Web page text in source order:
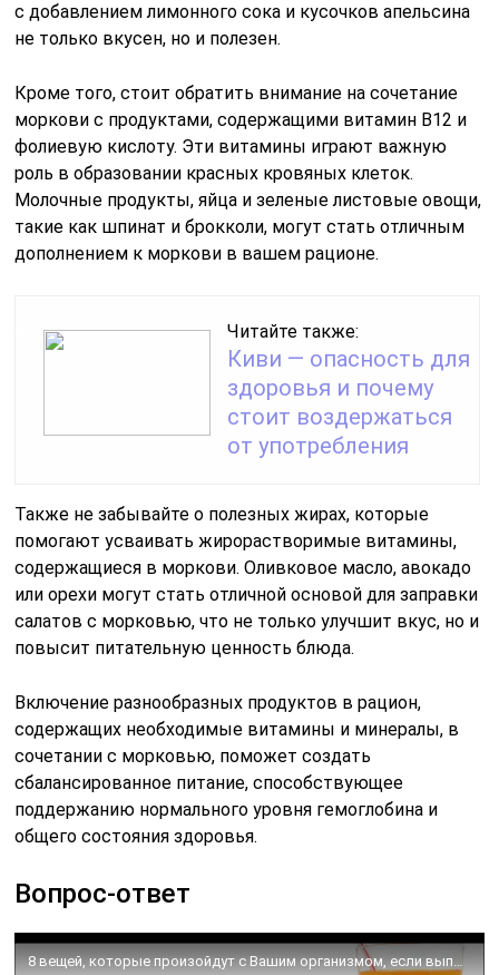
с добавлением лимонного сока и кусочков апельсина
не только вкусен, но и полезен.
Кроме того, стоит обратить внимание на сочетание
моркови с продуктами, содержащими витамин B12 и
фолиевую кислоту. Эти витамины играют важную
роль в образовании красных кровяных клеток.
Молочные продукты, яйца и зеленые листовые овощи,
такие как шпинат и брокколи, могут стать отличным
дополнением к моркови в вашем рационе.
Читайте также:
Киви — опасность для
здоровья и почему
стоит воздержаться
от употребления
Также не забывайте о полезных жирах, которые
помогают усваивать жирорастворимые витамины,
содержащиеся в моркови. Оливковое масло, авокадо
или орехи могут стать отличной основой для заправки
салатов с морковью, что не только улучшит вкус, но и
повысит питательную ценность блюда.
Включение разнообразных продуктов в рацион,
содержащих необходимые витамины и минералы, в
сочетании с морковью, поможет создать
сбалансированное питание, способствующее
поддержанию нормального уровня гемоглобина и
общего состояния здоровья.
Вопрос-ответ
8 вещей, которые произойдут с Вашим организмом, если выпить морковный сок 🌳 Здоровье и долголетие